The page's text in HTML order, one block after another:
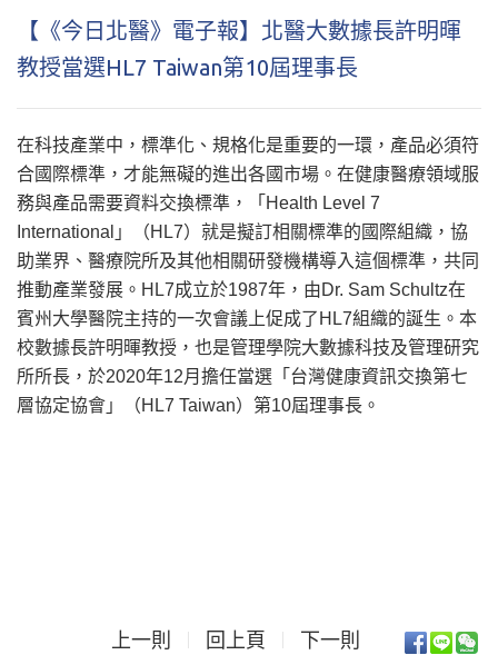
【《今日北醫》電子報】北醫大數據長許明暉
教授當選HL7 Taiwan第10屆理事長
在科技產業中，標準化、規格化是重要的一環，產品必須符
合國際標準，才能無礙的進出各國市場。在健康醫療領域服
務與產品需要資料交換標準，「Health Level 7
International」（HL7）就是擬訂相關標準的國際組織，協
助業界、醫療院所及其他相關研發機構導入這個標準，共同
推動產業發展。HL7成立於1987年，由Dr. Sam Schultz在
賓州大學醫院主持的一次會議上促成了HL7組織的誕生。本
校數據長許明暉教授，也是管理學院大數據科技及管理研究
所所長，於2020年12月擔任當選「台灣健康資訊交換第七
層協定協會」（HL7 Taiwan）第10屆理事長。
上一則 回上頁 下一則